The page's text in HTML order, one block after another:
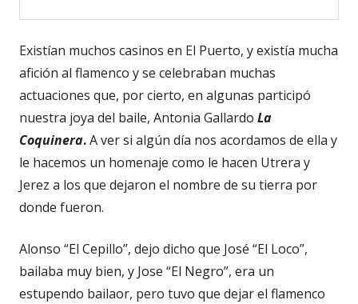
Existían muchos casinos en El Puerto, y existía mucha
afición al flamenco y se celebraban muchas
actuaciones que, por cierto, en algunas participó
nuestra joya del baile, Antonia Gallardo La
Coquinera.A ver si algún día nos acordamos de ella y
le hacemos un homenaje como le hacen Utrera y
Jerez a los que dejaron el nombre de su tierra por
donde fueron.
Alonso “El Cepillo”, dejo dicho que José “El Loco”,
bailaba muy bien, y Jose “El Negro”, era un
estupendo bailaor, pero tuvo que dejar el flamenco